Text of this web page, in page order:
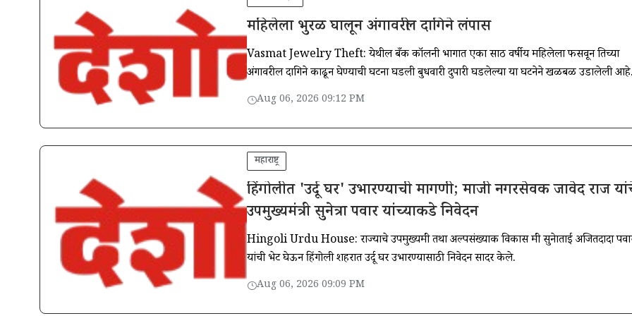
महिलेला भुरळ घालून अंगावरील दागिने लंपास
Vasmat Jewelry Theft: येथील बँक कॉलनी भागात एका साठ वर्षीय महिलेला फसवून तिच्या
अंगावरील दागिने काढून घेण्याची घटना घडली बुधवारी दुपारी घडलेल्या या घटनेने खळबळ उडालेली आहे.
Aug 06, 2026 09:12 PM
महाराष्ट्र
हिंगोलीत 'उर्दू घर' उभारण्याची मागणी; माजी नगरसेवक जावेद राज
उपमुख्यमंत्री सुनेत्रा पवार यांच्याकडे निवेदन
Hingoli Urdu House: राज्याचे उपमुख्यमंत्री तथा अल्पसंख्याक विकास मंत्री सुनेत्राताई अजितदादा
यांची भेट घेऊन हिंगोली शहरात उर्दू घर उभारण्यासाठी निवेदन सादर केले.
Aug 06, 2026 09:09 PM